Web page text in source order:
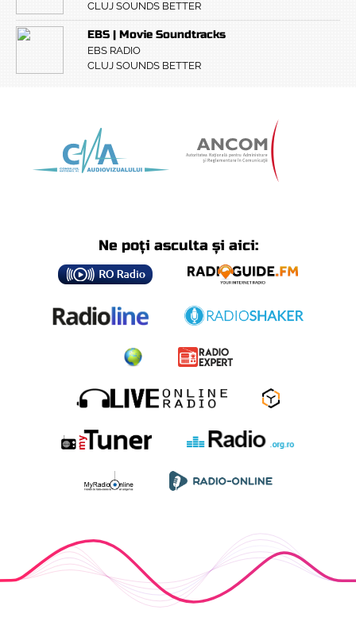
CLUJ SOUNDS BETTER
EBS | Movie Soundtracks
EBS RADIO
CLUJ SOUNDS BETTER
Ne poți asculta și aici: